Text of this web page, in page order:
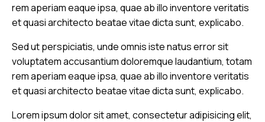
rem aperiam eaque ipsa, quae ab illo inventore veritatis
et quasi architecto beatae vitae dicta sunt, explicabo.
Sed ut perspiciatis, unde omnis iste natus error sit
voluptatem accusantium doloremque laudantium, totam
rem aperiam eaque ipsa, quae ab illo inventore veritatis
et quasi architecto beatae vitae dicta sunt, explicabo.
Lorem ipsum dolor sit amet, consectetur adipisicing elit,